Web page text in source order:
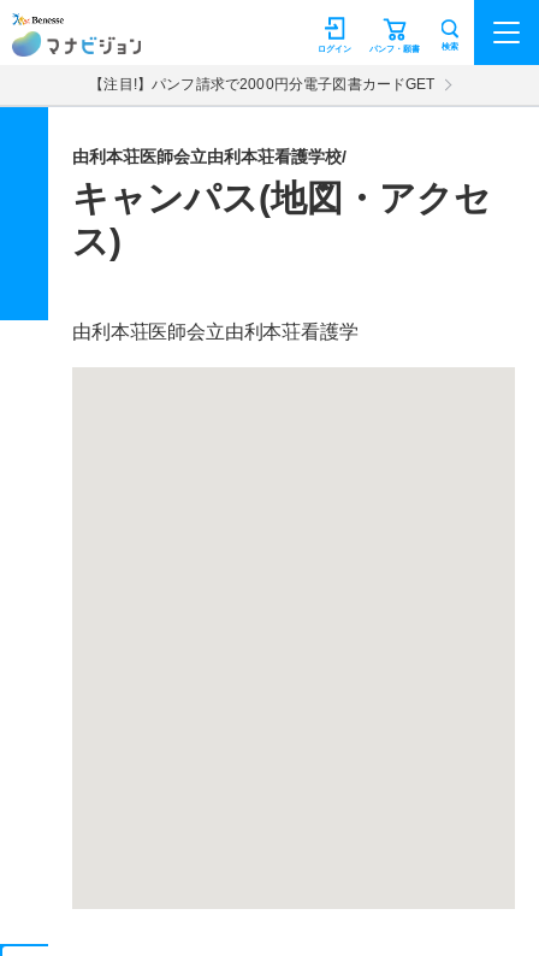
マナビジョン パンフ・願書
ログイン 検索
【注目!】パンフ請求で2000円分電子図書カードGET
由利本荘医師会立由利本荘看護学校/
キャンパス(地図・アクセ
ス)
由利本荘医師会立由利本荘看護学